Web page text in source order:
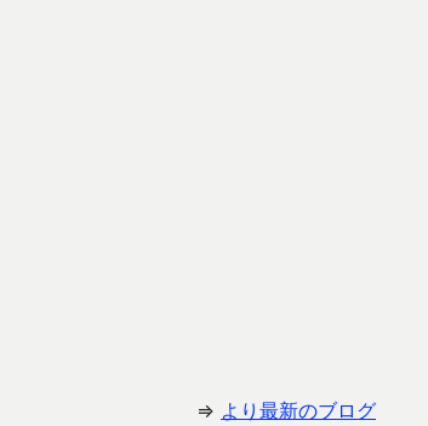
⇒ より最新のブログ